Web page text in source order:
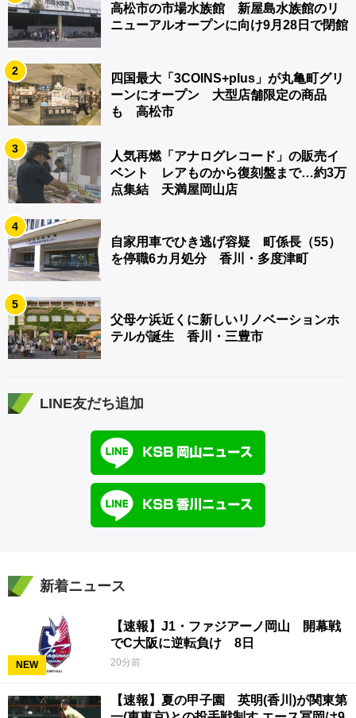
高松市の市場水族館 新屋島水族館のリ
ニューアルオープンに向け9月28日で閉館
2
四国最大「3COINS+plus」が丸亀町グリ
ーンにオープン 大型店舗限定の商品
も 高松市
3
人気再燃「アナログレコード」の販売イ
ベント レアものから復刻盤まで…約3万
点集結 天満屋岡山店
4
自家用車でひき逃げ容疑 町係長（55）
を停職6カ月処分 香川・多度津町
5
父母ケ浜近くに新しいリノベーションホ
テルが誕生 香川・三豊市
LINE友だち追加
新着ニュース
NEW
【速報】J1・ファジアーノ岡山 開幕戦
でC大阪に逆転負け 8日
20分前
【速報】夏の甲子園 英明(香川)が関東第